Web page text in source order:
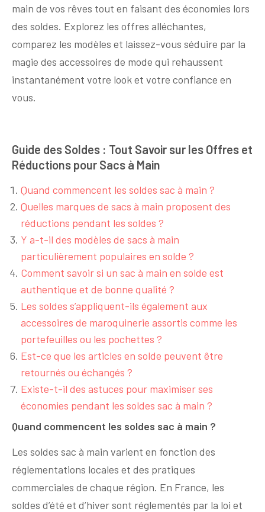
main de vos rêves tout en faisant des économies lors
des soldes. Explorez les offres alléchantes,
comparez les modèles et laissez-vous séduire par la
magie des accessoires de mode qui rehaussent
instantanément votre look et votre confiance en
vous.
Guide des Soldes : Tout Savoir sur les Offres et
Réductions pour Sacs à Main
Quand commencent les soldes sac à main ?
Quelles marques de sacs à main proposent des
réductions pendant les soldes ?
Y a-t-il des modèles de sacs à main
particulièrement populaires en solde ?
Comment savoir si un sac à main en solde est
authentique et de bonne qualité ?
Les soldes s’appliquent-ils également aux
accessoires de maroquinerie assortis comme les
portefeuilles ou les pochettes ?
Est-ce que les articles en solde peuvent être
retournés ou échangés ?
Existe-t-il des astuces pour maximiser ses
économies pendant les soldes sac à main ?
Quand commencent les soldes sac à main ?
Les soldes sac à main varient en fonction des
réglementations locales et des pratiques
commerciales de chaque région. En France, les
soldes d’été et d’hiver sont réglementés par la loi et